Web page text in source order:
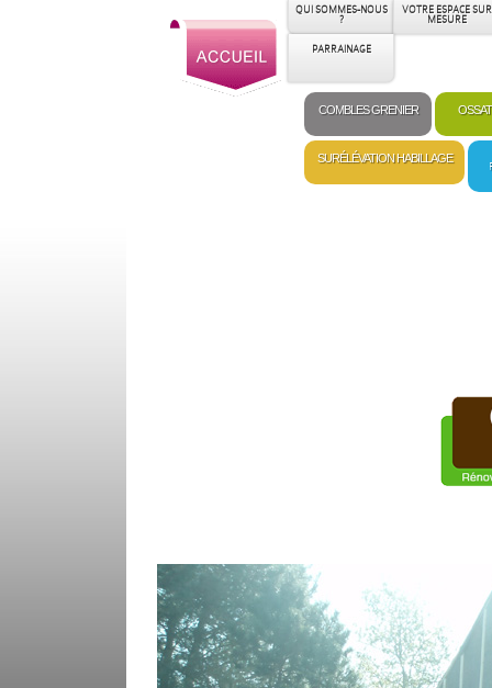
QUI SOMMES-NOUS
?
VOTRE ESPACE SUR
MESURE
PARRAINAGE
COMBLES GRENIER
SURÉLÉVATION HABILLAGE